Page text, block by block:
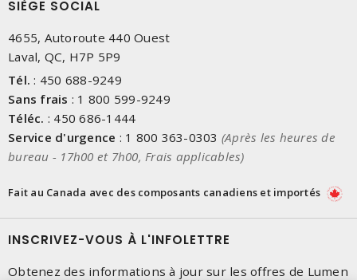
SIÈGE SOCIAL
4655, Autoroute 440 Ouest
Laval, QC, H7P 5P9
Tél. : 450 688-9249
Sans frais : 1 800 599-9249
Téléc. : 450 686-1444
Service d'urgence : 1 800 363-0303 (Après les heures de
bureau - 17h00 et 7h00, Frais applicables)
Fait au Canada avec des composants canadiens et importés
INSCRIVEZ-VOUS À L'INFOLETTRE
Obtenez des informations à jour sur les offres de Lumen